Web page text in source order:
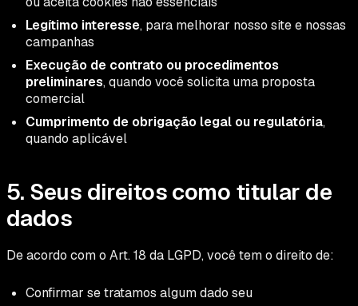
Legítimo interesse, para melhorar nosso site e nossas
campanhas
Execução de contrato ou procedimentos
preliminares, quando você solicita uma proposta
comercial
Cumprimento de obrigação legal ou regulatória,
quando aplicável
5. Seus direitos como titular de
dados
De acordo com o Art. 18 da LGPD, você tem o direito de:
Confirmar se tratamos algum dado seu